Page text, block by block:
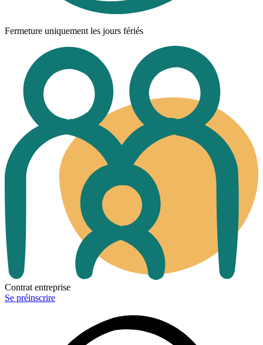
Fermeture uniquement les jours fériés
Contrat entreprise
Se préinscrire